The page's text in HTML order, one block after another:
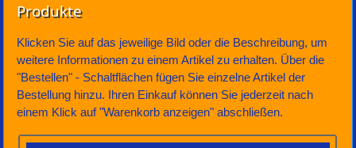
Produkte
Klicken Sie auf das jeweilige Bild oder die Beschreibung, um
weitere Informationen zu einem Artikel zu erhalten. Über die
"Bestellen" - Schaltflächen fügen Sie einzelne Artikel der
Bestellung hinzu. Ihren Einkauf können Sie jederzeit nach
einem Klick auf "Warenkorb anzeigen" abschließen.